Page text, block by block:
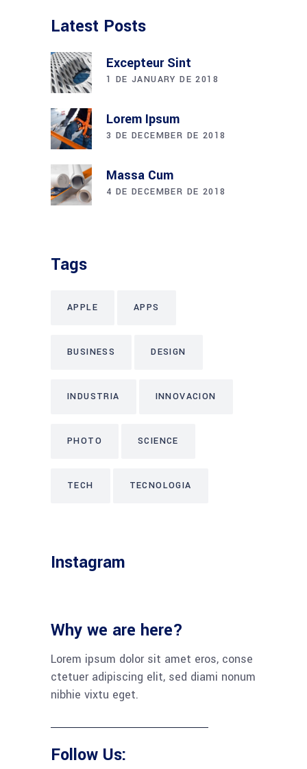
Latest Posts
Excepteur Sint
1 DE JANUARY DE 2018
Lorem Ipsum
3 DE DECEMBER DE 2018
Massa Cum
4 DE DECEMBER DE 2018
Tags
APPLE APPS
BUSINESS DESIGN
INDUSTRIA INNOVACION
PHOTO SCIENCE
TECH TECNOLOGIA
Instagram
Why we are here?
Lorem ipsum dolor sit amet eros, conse
ctetuer adipiscing elit, sed diami nonum
nibhie vixtu eget.
Follow Us: